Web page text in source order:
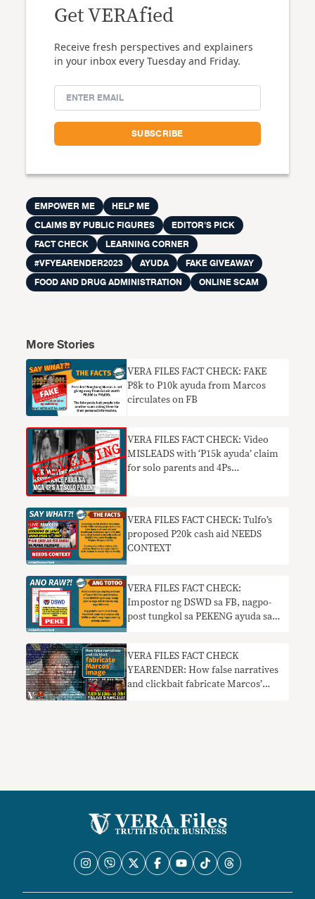
Get VERAfied
Receive fresh perspectives and explainers
in your inbox every Tuesday and Friday.
EMPOWER ME
HELP ME
CLAIMS BY PUBLIC FIGURES
EDITOR'S PICK
FACT CHECK
LEARNING CORNER
#VFYEARENDER2023
AYUDA
FAKE GIVEAWAY
FOOD AND DRUG ADMINISTRATION
ONLINE SCAM
More Stories
VERA FILES FACT CHECK: FAKE
P8k to P10k ayuda from Marcos
circulates on FB
VERA FILES FACT CHECK: Video
MISLEADS with ‘P15k ayuda’ claim
for solo parents and 4Ps
VERA FILES FACT CHECK: Tulfo’s
proposed P20k cash aid NEEDS
CONTEXT
VERA FILES FACT CHECK:
Impostor ng DSWD sa FB, nagpo-
post tungkol sa PEKENG ayuda sa
VERA FILES FACT CHECK
YEARENDER: How false narratives
and clickbait fabricate Marcos’